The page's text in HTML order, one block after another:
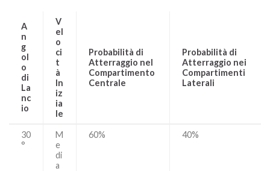
A
n
g
ol
o
di
La
nc
io
V
el
o
ci
t
à
In
iz
ia
le
Probabilità di
Atterraggio nel
Compartimento
Centrale
Probabilità di
Atterraggio nei
Compartimenti
Laterali
30
°
M
e
di
a
60% 40%